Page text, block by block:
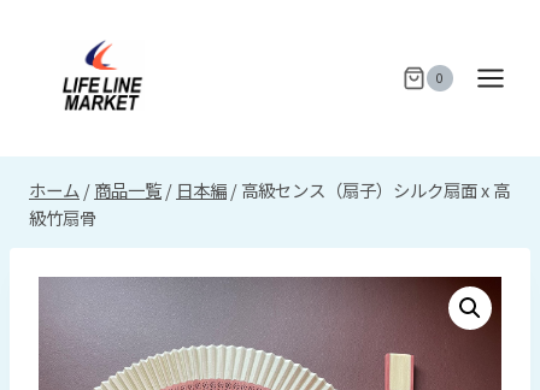
0
ホーム /商品一覧/ 日本編/高級センス（扇子）シルク扇面 x 高
級竹扇骨